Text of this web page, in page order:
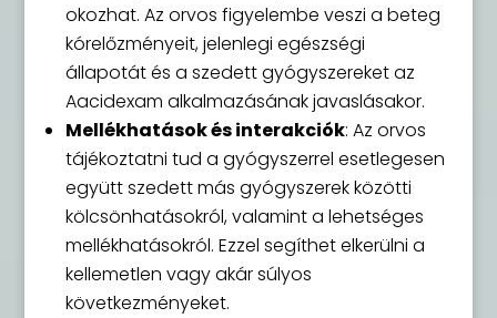
okozhat. Az orvos figyelembe veszi a beteg
kórelőzményeit, jelenlegi egészségi
állapotát és a szedett gyógyszereket az
Aacidexam alkalmazásának javaslásakor.
Mellékhatások és interakciók: Az orvos
tájékoztatni tud a gyógyszerrel esetlegesen
együtt szedett más gyógyszerek közötti
kölcsönhatásokról, valamint a lehetséges
mellékhatásokról. Ezzel segíthet elkerülni a
kellemetlen vagy akár súlyos
következményeket.